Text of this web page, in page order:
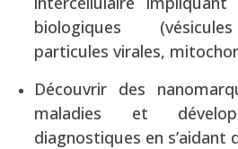
biologiques
particules virales,
Découvrir des
maladies et
diagnostiques en s’aidant